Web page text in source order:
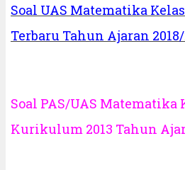
Soal UAS Matematika
Terbaru Tahun Ajaran 2018/
Soal PAS/UAS Matematika
Kurikulum 2013 Tahun